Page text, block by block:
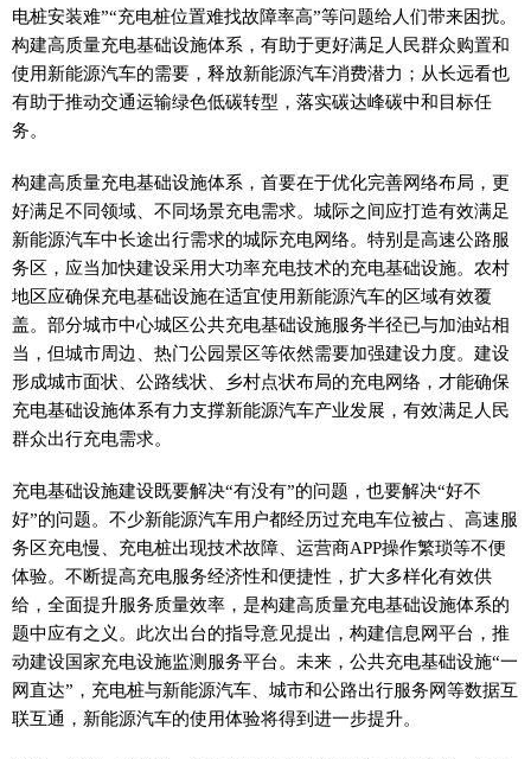
电桩安装难”“充电桩位置难找故障率高”等问题给人们带来困扰。
构建高质量充电基础设施体系，有助于更好满足人民群众购置和
使用新能源汽车的需要，释放新能源汽车消费潜力；从长远看也
有助于推动交通运输绿色低碳转型，落实碳达峰碳中和目标任
务。
构建高质量充电基础设施体系，首要在于优化完善网络布局，更
好满足不同领域、不同场景充电需求。城际之间应打造有效满足
新能源汽车中长途出行需求的城际充电网络。特别是高速公路服
务区，应当加快建设采用大功率充电技术的充电基础设施。农村
地区应确保充电基础设施在适宜使用新能源汽车的区域有效覆
盖。部分城市中心城区公共充电基础设施服务半径已与加油站相
当，但城市周边、热门公园景区等依然需要加强建设力度。建设
形成城市面状、公路线状、乡村点状布局的充电网络，才能确保
充电基础设施体系有力支撑新能源汽车产业发展，有效满足人民
群众出行充电需求。
充电基础设施建设既要解决“有没有”的问题，也要解决“好不
好”的问题。不少新能源汽车用户都经历过充电车位被占、高速服
务区充电慢、充电桩出现技术故障、运营商APP操作繁琐等不便
体验。不断提高充电服务经济性和便捷性，扩大多样化有效供
给，全面提升服务质量效率，是构建高质量充电基础设施体系的
题中应有之义。此次出台的指导意见提出，构建信息网平台，推
动建设国家充电设施监测服务平台。未来，公共充电基础设施“一
网直达”，充电桩与新能源汽车、城市和公路出行服务网等数据互
联互通，新能源汽车的使用体验将得到进一步提升。